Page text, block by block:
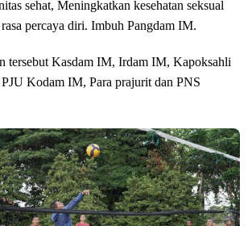
sehat, Meningkatkan kesehatan seksual
percaya diri. Imbuh Pangdam IM.
tersebut Kasdam IM, Irdam IM, Kapoksahli
Kodam IM, Para prajurit dan PNS